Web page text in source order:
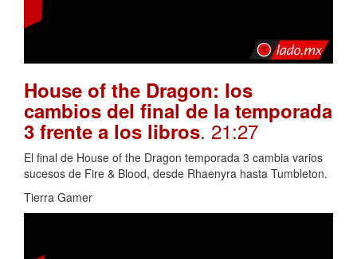
House of the Dragon: los
cambios del final de la temporada
3 frente a los libros. 21:27
El final de House of the Dragon temporada 3 cambia varios
sucesos de Fire & Blood, desde Rhaenyra hasta Tumbleton.
Tierra Gamer